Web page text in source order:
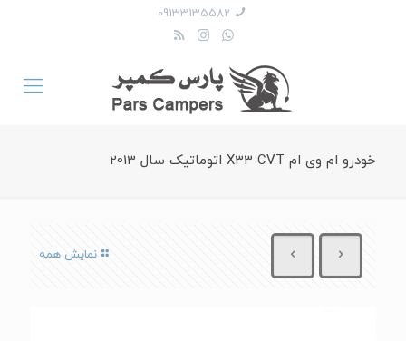
09133135582
خودرو ام وی ام X33 CVT اتوماتیک سال 2013
نمایش همه